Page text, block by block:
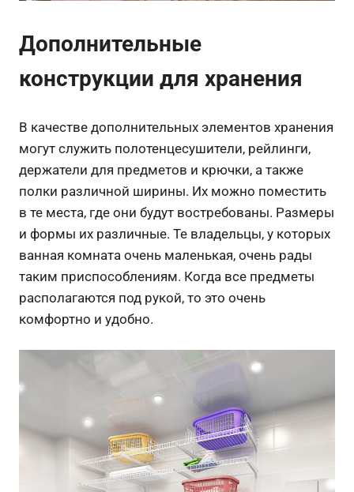
Дополнительные
конструкции для хранения
В качестве дополнительных элементов хранения
могут служить полотенцесушители, рейлинги,
держатели для предметов и крючки, а также
полки различной ширины. Их можно поместить
в те места, где они будут востребованы. Размеры
и формы их различные. Те владельцы, у которых
ванная комната очень маленькая, очень рады
таким приспособлениям. Когда все предметы
располагаются под рукой, то это очень
комфортно и удобно.